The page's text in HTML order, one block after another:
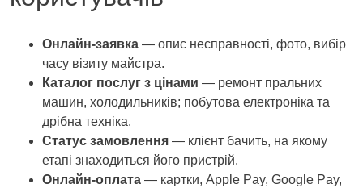
Онлайн‑заявка — опис несправності, фото, вибір
часу візиту майстра.
Каталог послуг з цінами — ремонт пральних
машин, холодильників; побутова електроніка та
дрібна техніка.
Статус замовлення — клієнт бачить, на якому
етапі знаходиться його пристрій.
Онлайн‑оплата — картки, Apple Pay, Google Pay,